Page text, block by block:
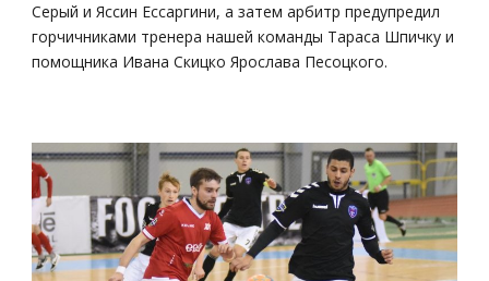
Серый и Яссин Ессаргини, а затем арбитр предупредил
горчичниками тренера нашей команды Тараса Шпичку и
помощника Ивана Скицко Ярослава Песоцкого.